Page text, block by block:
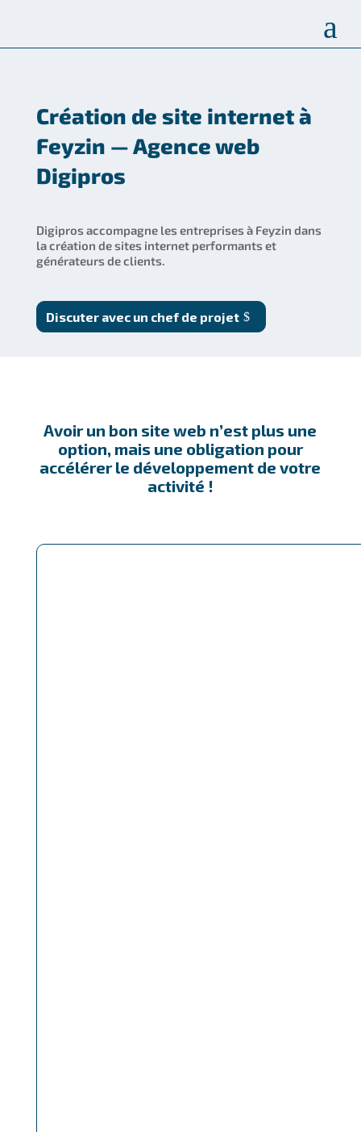
a
Création de site internet à
Feyzin — Agence web
Digipros
Digipros accompagne les entreprises à Feyzin dans
la création de sites internet performants et
générateurs de clients.
Discuter avec un chef de projet
Avoir un bon site web n’est plus une
option, mais une obligation pour
accélérer le développement de votre
activité !